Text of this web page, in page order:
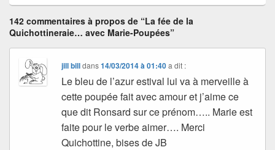
142 commentaires à propos de “La fée de la
Quichottineraie… avec Marie-Poupées”
jill billdans14/03/2014 à 01:40 a dit :
Le bleu de l’azur estival lui va à merveille à
cette poupée fait avec amour et j’aime ce
que dit Ronsard sur ce prénom….. Marie est
faite pour le verbe aimer…. Merci
Quichottine, bises de JB